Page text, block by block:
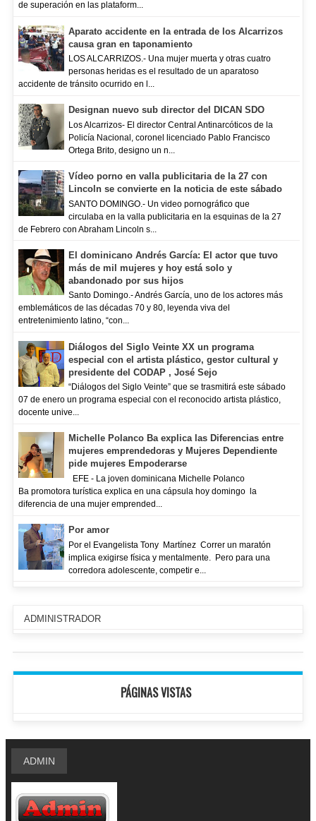
de superación en las plataform...
Aparato accidente en la entrada de los Alcarrizos
causa gran en taponamiento
LOS ALCARRIZOS.- Una mujer muerta y otras cuatro
personas heridas es el resultado de un aparatoso
accidente de tránsito ocurrido en l...
Designan nuevo sub director del DICAN SDO
Los Alcarrizos- El director Central Antinarcóticos de la
Policía Nacional, coronel licenciado Pablo Francisco
Ortega Brito, designo un n...
Vídeo porno en valla publicitaria de la 27 con
Lincoln se convierte en la noticia de este sábado
SANTO DOMINGO.- Un video pornográfico que
circulaba en la valla publicitaria en la esquinas de la 27
de Febrero con Abraham Lincoln s...
El dominicano Andrés García: El actor que tuvo
más de mil mujeres y hoy está solo y
abandonado por sus hijos
Santo Domingo.- Andrés García, uno de los actores más
emblemáticos de las décadas 70 y 80, leyenda viva del
entretenimiento latino, “con...
Diálogos del Siglo Veinte XX un programa
especial con el artista plástico, gestor cultural y
presidente del CODAP , José Sejo
“Diálogos del Siglo Veinte” que se trasmitirá este sábado
07 de enero un programa especial con el reconocido artista plástico,
docente unive...
Michelle Polanco Ba explica las Diferencias entre
mujeres emprendedoras y Mujeres Dependiente
pide mujeres Empoderarse
EFE - La joven dominicana Michelle Polanco
Ba promotora turística explica en una cápsula hoy domingo la
diferencia de una mujer emprended...
Por amor
Por el Evangelista Tony Martínez Correr un maratón
implica exigirse física y mentalmente. Pero para una
corredora adolescente, competir e...
ADMINISTRADOR
PÁGINAS VISTAS
ADMIN